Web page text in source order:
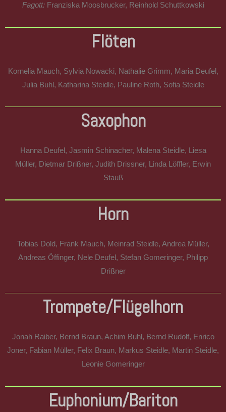
Fagott:Franziska Moosbrucker, Reinhold Schuttkowski
Flöten
Kornelia Mauch, Sylvia Nowacki, Nathalie Grimm, Maria Deufel,
Julia Buhl, Katharina Steidle, Pauline Roth, Sofia Steidle
Saxophon
Hanna Deufel, Jasmin Schinacher, Malena Steidle, Liesa
Müller, Dietmar Drißner, Judith Drissner, Linda Löffler, Erwin
Stauß
Horn
Tobias Dold, Frank Mauch, Meinrad Steidle, Andrea Müller,
Andreas Öffinger, Nele Deufel, Stefan Gomeringer, Philipp
Drißner
Trompete/Flügelhorn
Jonah Raiber, Bernd Braun, Achim Buhl, Bernd Rudolf, Enrico
Joner, Fabian Müller, Felix Braun, Markus Steidle, Martin Steidle,
Leonie Gomeringer
Euphonium/Bariton